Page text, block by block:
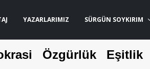
YAZARLARIMIZ SÜRGÜN SOYKIRIM
Özgürlük Eşitlik